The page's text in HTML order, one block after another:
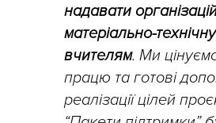
надавати
матеріально-
вчителям. Ми
працю та готові
реалізації цілей